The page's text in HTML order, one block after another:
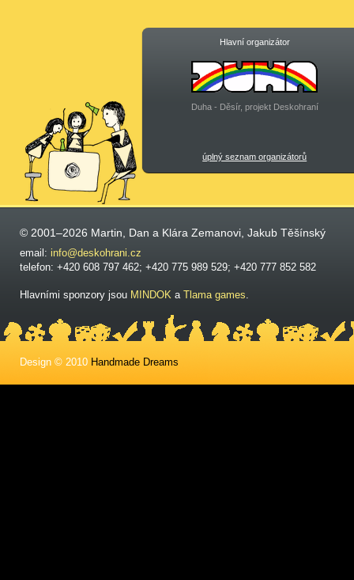
Hlavní organizátor
Duha - Děsír, projekt Deskohraní
úplný seznam organizátorů
© 2001–2026 Martin, Dan a Klára Zemanovi, Jakub Těšínský
email: info@deskohrani.cz
telefon: +420 608 797 462; +420 775 989 529; +420 777 852 582
Hlavními sponzory jsou MINDOK a Tlama games.
Design © 2010 Handmade Dreams